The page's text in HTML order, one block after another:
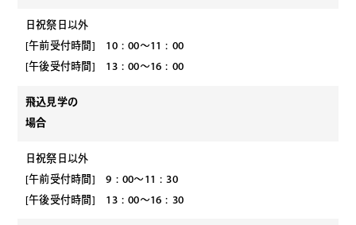
日祝祭日以外
[午前受付時間] 10：00～11：00
[午後受付時間] 13：00～16：00
飛込見学の
場合
日祝祭日以外
[午前受付時間] 9：00～11：30
[午後受付時間] 13：00～16：30